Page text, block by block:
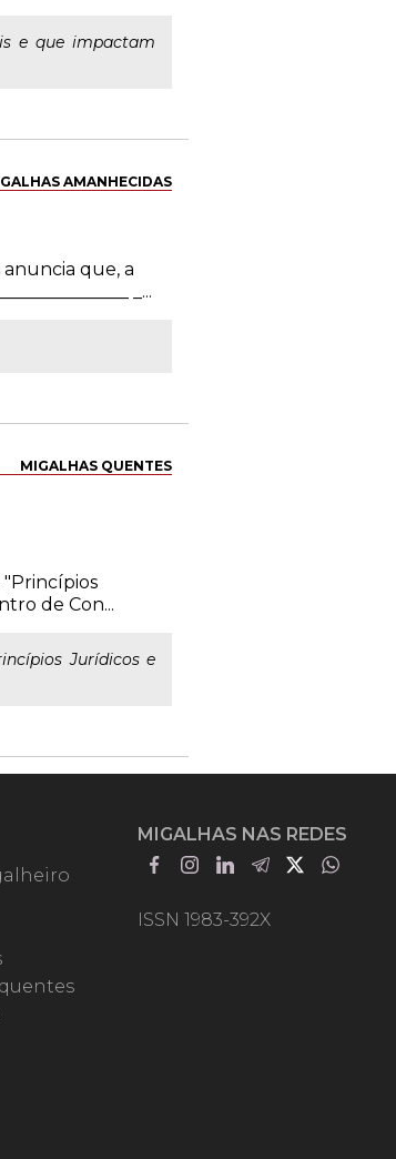
e que impactam
AMANHECIDAS
anuncia que, a
_...
MIGALHAS QUENTES
de Con...
Jurídicos e
MIGALHAS NAS REDES
ISSN 1983-392X